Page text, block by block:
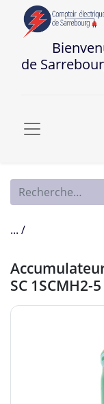
de
... /
SC 1SCMH2-